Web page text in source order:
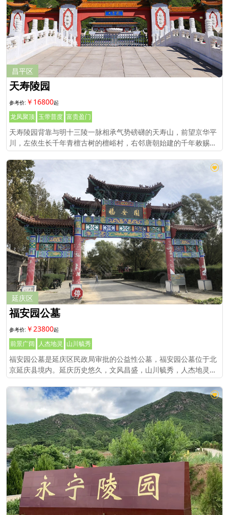
昌平区
天寿陵园
￥16800
龙凤聚顶 玉带普度 富贵盈门
天寿陵园背靠与明十三陵一脉相承气势磅礴的天寿山，前望京华平
川，左依生长千年青檀古树的檀峪村，右邻唐朝始建的千年敕赐古
刹和平寺。陵园占地面积共600余亩，整座陵园依山就势，乾高巽
低，融汇中西。
延庆区
福安园公墓
￥23800
前景广阔 人杰地灵 山川毓秀
福安园公墓是延庆区民政局审批的公益性公墓，福安园公墓位于北
京延庆县境内。延庆历史悠久，文风昌盛，山川毓秀，人杰地灵。
境内北有炎黄联盟的阪泉之野，中流因舜帝而得名的九曲妫水，南
跃驰名中外的八达岭长城，这